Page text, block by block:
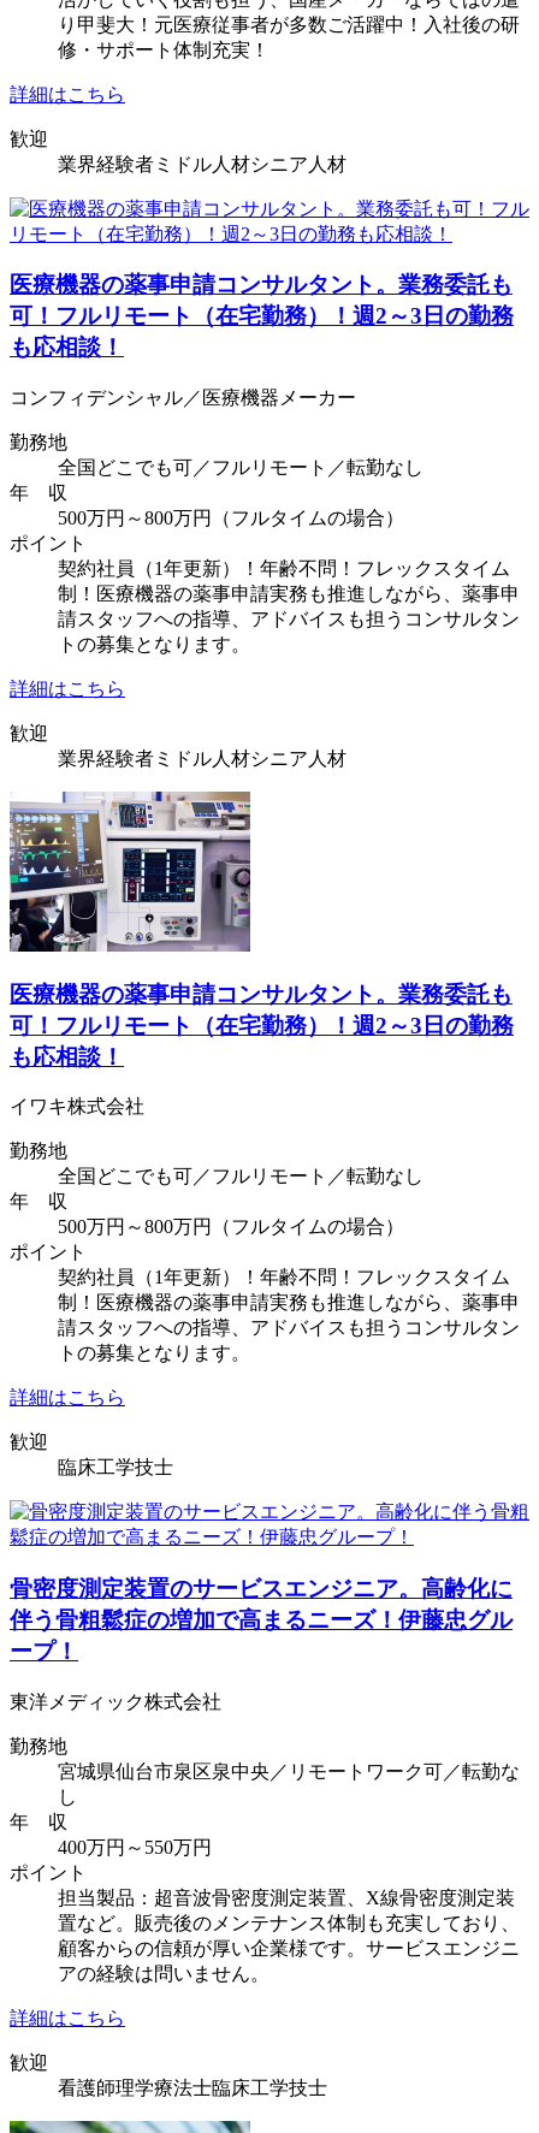
り甲斐大！元医療従事者が多数ご活躍中！入社後の研
修・サポート体制充実！
詳細はこちら
歓迎
業界経験者 ミドル人材シニア人材
医療機器の薬事申請コンサルタント。業務委託も
可！フルリモート（在宅勤務）！週2～3日の勤務
も応相談！
コンフィデンシャル／医療機器メーカー
勤務地
全国どこでも可／フルリモート／転勤なし
年 収
500万円～800万円（フルタイムの場合）
ポイント
契約社員（1年更新）！年齢不問！フレックスタイム
制！医療機器の薬事申請実務も推進しながら、薬事申
請スタッフへの指導、アドバイスも担うコンサルタン
トの募集となります。
詳細はこちら
歓迎
業界経験者 ミドル人材シニア人材
医療機器の薬事申請コンサルタント。業務委託も
可！フルリモート（在宅勤務）！週2～3日の勤務
も応相談！
イワキ株式会社
勤務地
全国どこでも可／フルリモート／転勤なし
年 収
500万円～800万円（フルタイムの場合）
ポイント
契約社員（1年更新）！年齢不問！フレックスタイム
制！医療機器の薬事申請実務も推進しながら、薬事申
請スタッフへの指導、アドバイスも担うコンサルタン
トの募集となります。
詳細はこちら
歓迎
臨床工学技士
骨密度測定装置のサービスエンジニア。高齢化に
伴う骨粗鬆症の増加で高まるニーズ！伊藤忠グル
ープ！
東洋メディック株式会社
勤務地
宮城県仙台市泉区泉中央／リモートワーク可／転勤な
し
年 収
400万円～550万円
ポイント
担当製品：超音波骨密度測定装置、X線骨密度測定装
置など。販売後のメンテナンス体制も充実しており、
顧客からの信頼が厚い企業様です。サービスエンジニ
アの経験は問いません。
詳細はこちら
歓迎
看護師理学療法士臨床工学技士